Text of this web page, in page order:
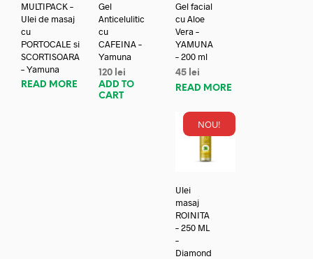
MULTIPACK –
Ulei de masaj
cu
PORTOCALE si
SCORTISOARA
– Yamuna
READ MORE
Gel
Anticelulitic
cu
CAFEINA –
Yamuna
120 lei
ADD TO
CART
Gel facial
cu Aloe
Vera –
YAMUNA
– 200 ml
45 lei
READ MORE
NOU!
Ulei
masaj
ROINITA
– 250 ML
–
Diamond